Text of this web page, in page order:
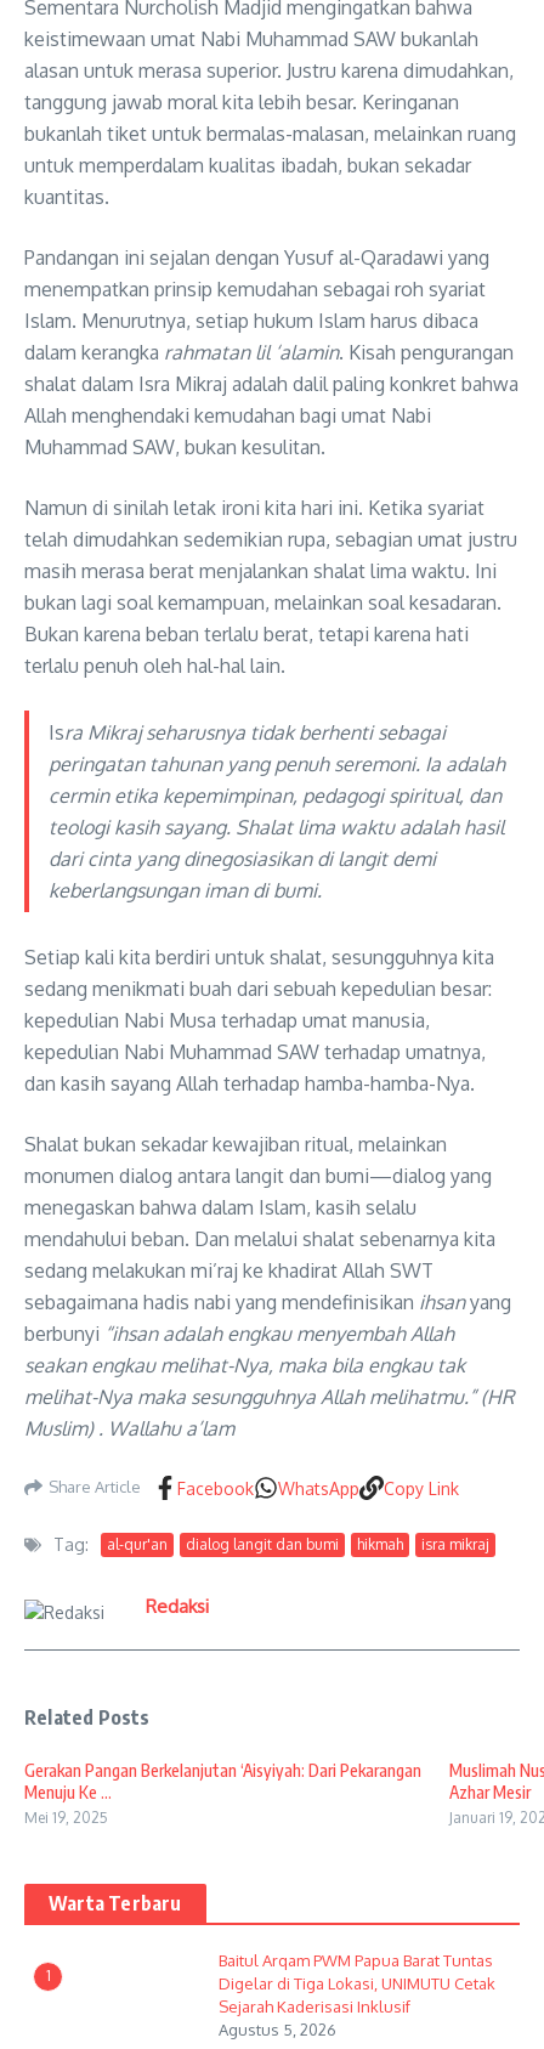
Sementara Nurcholish Madjid mengingatkan bahwa
keistimewaan umat Nabi Muhammad SAW bukanlah
alasan untuk merasa superior. Justru karena dimudahkan,
tanggung jawab moral kita lebih besar. Keringanan
bukanlah tiket untuk bermalas-malasan, melainkan ruang
untuk memperdalam kualitas ibadah, bukan sekadar
kuantitas.
Pandangan ini sejalan dengan Yusuf al-Qaradawi yang
menempatkan prinsip kemudahan sebagai roh syariat
Islam. Menurutnya, setiap hukum Islam harus dibaca
dalam kerangka rahmatan lil ‘alamin. Kisah pengurangan
shalat dalam Isra Mikraj adalah dalil paling konkret bahwa
Allah menghendaki kemudahan bagi umat Nabi
Muhammad SAW, bukan kesulitan.
Namun di sinilah letak ironi kita hari ini. Ketika syariat
telah dimudahkan sedemikian rupa, sebagian umat justru
masih merasa berat menjalankan shalat lima waktu. Ini
bukan lagi soal kemampuan, melainkan soal kesadaran.
Bukan karena beban terlalu berat, tetapi karena hati
terlalu penuh oleh hal-hal lain.
Isra Mikraj seharusnya tidak berhenti sebagai
peringatan tahunan yang penuh seremoni. Ia adalah
cermin etika kepemimpinan, pedagogi spiritual, dan
teologi kasih sayang. Shalat lima waktu adalah hasil
dari cinta yang dinegosiasikan di langit demi
keberlangsungan iman di bumi.
Setiap kali kita berdiri untuk shalat, sesungguhnya kita
sedang menikmati buah dari sebuah kepedulian besar:
kepedulian Nabi Musa terhadap umat manusia,
kepedulian Nabi Muhammad SAW terhadap umatnya,
dan kasih sayang Allah terhadap hamba-hamba-Nya.
Shalat bukan sekadar kewajiban ritual, melainkan
monumen dialog antara langit dan bumi—dialog yang
menegaskan bahwa dalam Islam, kasih selalu
mendahului beban. Dan melalui shalat sebenarnya kita
sedang melakukan mi’raj ke khadirat Allah SWT
sebagaimana hadis nabi yang mendefinisikan ihsanyang
berbunyi “ihsan adalah engkau menyembah Allah
seakan engkau melihat-Nya, maka bila engkau tak
melihat-Nya maka sesungguhnya Allah melihatmu.” (HR
Muslim) . Wallahu a’lam
Share Article Facebook WhatsApp Copy Link
Tag: al-qur'an dialog langit dan bumi hikmah isra mikraj
Redaksi
Related Posts
Gerakan Pangan Berkelanjutan ‘Aisyiyah: Dari Pekarangan
Menuju Ke ...
Mei 19, 2025
Muslimah
Azhar Mesir
Januari 19,
Warta Terbaru
1
Baitul Arqam PWM Papua Barat Tuntas
Digelar di Tiga Lokasi, UNIMUTU Cetak
Sejarah Kaderisasi Inklusif
Agustus 5, 2026